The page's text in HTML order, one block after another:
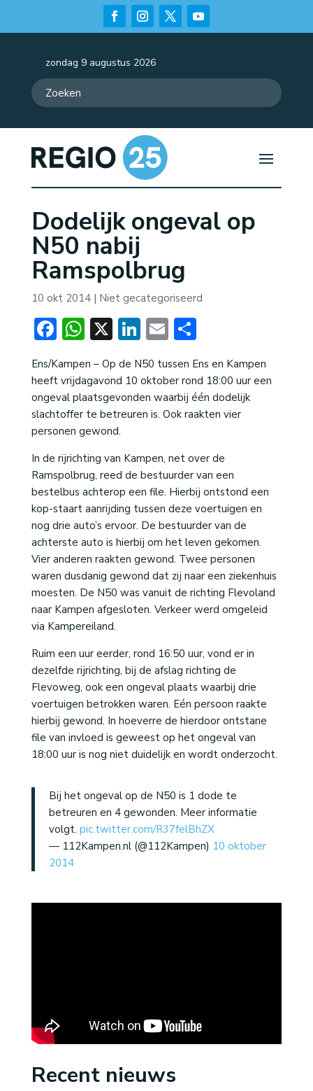
zondag 9 augustus 2026
Dodelijk ongeval op
N50 nabij
Ramspolbrug
10 okt 2014| Niet gecategoriseerd
Facebook
WhatsApp
X LinkedIn
EmailDelen
Ens/Kampen – Op de N50 tussen Ens en Kampen
heeft vrijdagavond 10 oktober rond 18:00 uur een
ongeval plaatsgevonden waarbij één dodelijk
slachtoffer te betreuren is. Ook raakten vier
personen gewond.
In de rijrichting van Kampen, net over de
Ramspolbrug, reed de bestuurder van een
bestelbus achterop een file. Hierbij ontstond een
kop-staart aanrijding tussen deze voertuigen en
nog drie auto’s ervoor. De bestuurder van de
achterste auto is hierbij om het leven gekomen.
Vier anderen raakten gewond. Twee personen
waren dusdanig gewond dat zij naar een ziekenhuis
moesten. De N50 was vanuit de richting Flevoland
naar Kampen afgesloten. Verkeer werd omgeleid
via Kampereiland.
Ruim een uur eerder, rond 16:50 uur, vond er in
dezelfde rijrichting, bij de afslag richting de
Flevoweg, ook een ongeval plaats waarbij drie
voertuigen betrokken waren. Eén persoon raakte
hierbij gewond. In hoeverre de hierdoor ontstane
file van invloed is geweest op het ongeval van
18:00 uur is nog niet duidelijk en wordt onderzocht.
Bij het ongeval op de N50 is 1 dode te
betreuren en 4 gewonden. Meer informatie
volgt. pic.twitter.com/R37felBhZX
— 112Kampen.nl (@112Kampen) 10 oktober
2014
Recent nieuws